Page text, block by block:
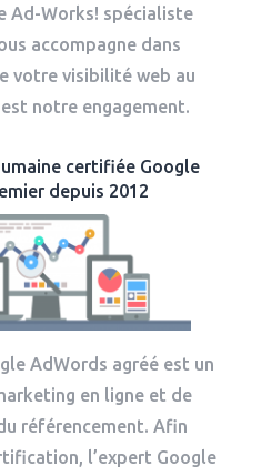
Ad-Works! spécialiste
accompagne dans
votre visibilité web au
notre engagement.
certifiée Google
depuis 2012
AdWords agréé est un
en ligne et de
référencement. Afin
l’expert Google